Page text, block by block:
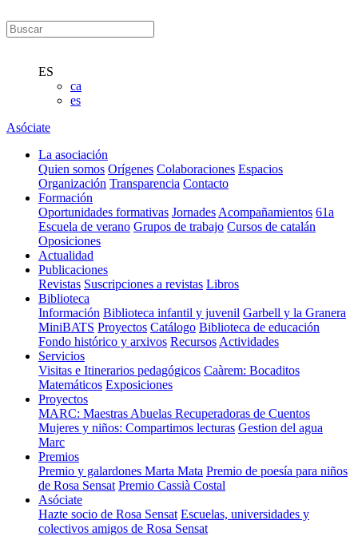
ES
ca
es
Asóciate
La asociación
Quien somos Orígenes Colaboraciones Espacios
Organización Transparencia Contacto
Formación
Oportunidades formativas Jornades Acompañamientos 61a
Escuela de verano Grupos de trabajo Cursos de catalán
Oposiciones
Actualidad
Publicaciones
Revistas Suscripciones a revistas Libros
Biblioteca
Información Biblioteca infantil y juvenil Garbell y la Granera
MiniBATS Proyectos Catálogo Biblioteca de educación
Fondo histórico y arxivos Recursos Actividades
Servicios
Visitas e Itinerarios pedagógicos Caàrem: Bocaditos
Matemáticos Exposiciones
Proyectos
MARC: Maestras Abuelas Recuperadoras de Cuentos
Mujeres y niños: Compartimos lecturas Gestion del agua
Marc
Premios
Premio y galardones Marta Mata Premio de poesía para niños
de Rosa Sensat Premio Cassià Costal
Asóciate
Hazte socio de Rosa Sensat Escuelas, universidades y
colectivos amigos de Rosa Sensat